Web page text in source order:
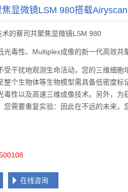
显微镜LSM 980搭载
的蔡司共聚焦显微镜LSM 980
毒性、Multiplex成像的新一代高效共
干扰地观测生命活动，您的三维细胞
整个生物体等生物模型需具备低密度标
毒性以及高速三维成像技术。另外，为
您需要重复实验：因此在不远的未来，
在线咨询